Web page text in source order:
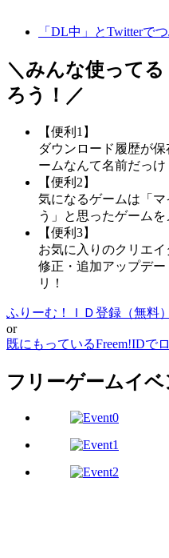
「DL中」とTwitterで
＼みんな使ってる
ろう！／
【便利1】
ダウンロード履歴が
ームなんて名前だっけ
【便利2】
気になるゲームは「
う」と思ったゲームを
【便利3】
お気に入りのクリエ
修正・追加アップデ
リ！
ふりーむ！ＩＤ登録（無料）
or
既にもっているFreem!IDで
フリーゲームイベ